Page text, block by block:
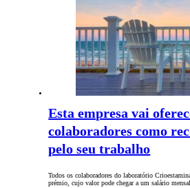
Esta empresa vai
colaboradores como
pelo seu trabalho
Todos os colaboradores do laboratório
prémio, cujo valor pode chegar a um salário